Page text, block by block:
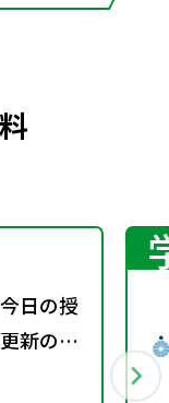
日の授
新のお